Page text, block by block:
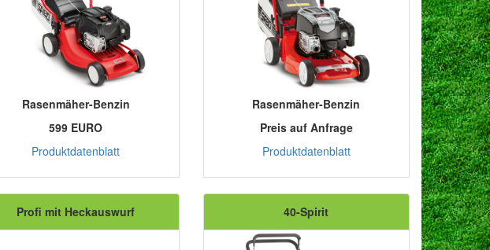
Rasenmäher-Benzin
599 EURO
Produktdatenblatt
Rasenmäher-Benzin
Preis auf Anfrage
Produktdatenblatt
Profi mit Heckauswurf 40-Spirit